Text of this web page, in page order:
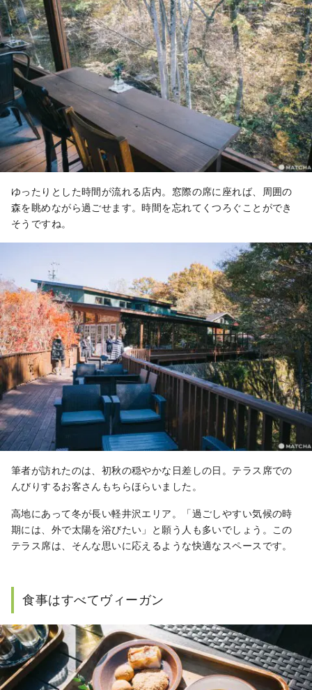
ゆったりとした時間が流れる店内。窓際の席に座れば、周囲の
森を眺めながら過ごせます。時間を忘れてくつろぐことができ
そうですね。
筆者が訪れたのは、初秋の穏やかな日差しの日。テラス席での
んびりするお客さんもちらほらいました。
高地にあって冬が長い軽井沢エリア。「過ごしやすい気候の時
期には、外で太陽を浴びたい」と願う人も多いでしょう。この
テラス席は、そんな思いに応えるような快適なスペースです。
食事はすべてヴィーガン